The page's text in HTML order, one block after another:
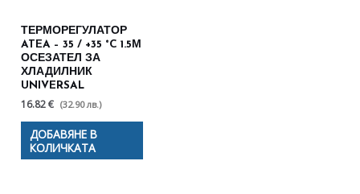
ТЕРМОРЕГУЛАТОР
ATEA – 35 / +35 °C 1.5М
ОСЕЗАТЕЛ ЗА
ХЛАДИЛНИК
UNIVERSAL
16.82 € (32.90 лв.)
ДОБАВЯНЕ В
КОЛИЧКАТА